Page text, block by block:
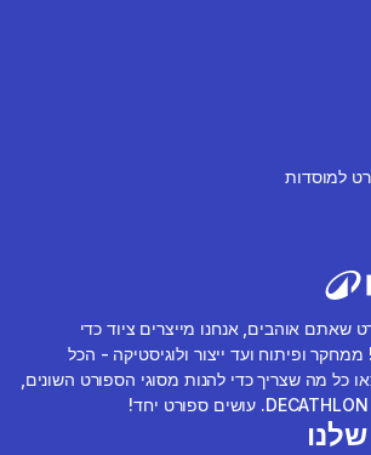
אוהבים, אנחנו מייצרים ציוד כדי
ופיתוח ועד ייצור ולוגיסטיקה - הכל
כל מה שצריך כדי להנות מסוגי הספורט השונים,